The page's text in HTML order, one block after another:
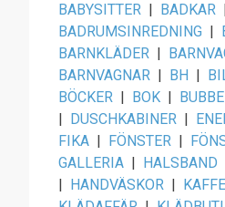
BABYSITTER | BADKAR
BADRUMSINREDNING |
BARNKLÄDER |
BARNVAGNAR | BH |
BÖCKER | BOK |
| DUSCHKABINER |
FIKA | FÖNSTER |
GALLERIA | HALSBAND
| HANDVÄSKOR | KAFFE